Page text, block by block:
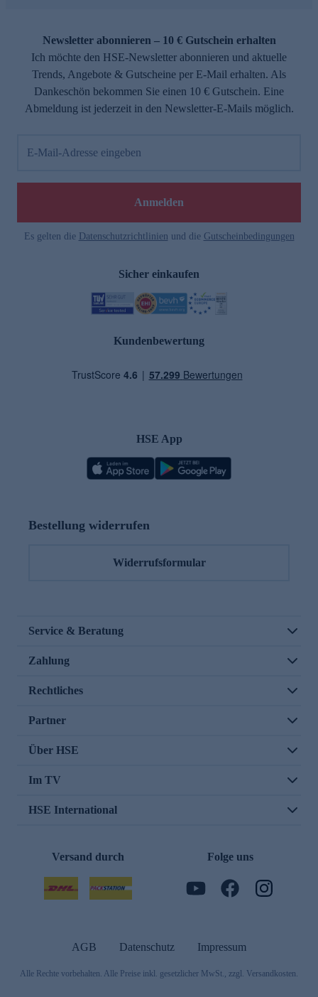
Newsletter abonnieren – 10 € Gutschein erhalten
Ich möchte den HSE-Newsletter abonnieren und aktuelle
Trends, Angebote & Gutscheine per E-Mail erhalten. Als
Dankeschön bekommen Sie einen 10 € Gutschein. Eine
Abmeldung ist jederzeit in den Newsletter-E-Mails möglich.
E-Mail-Adresse eingeben
Anmelden
Es gelten die Datenschutzrichtlinien und die Gutscheinbedingungen
Sicher einkaufen
Kundenbewertung
HSE App
Bestellung widerrufen
Widerrufsformular
Service & Beratung
Zahlung
Rechtliches
Partner
Über HSE
Im TV
HSE International
Versand durch Folge uns
AGB Datenschutz Impressum
Alle Rechte vorbehalten. Alle Preise inkl. gesetzlicher MwSt., zzgl. Versandkosten.